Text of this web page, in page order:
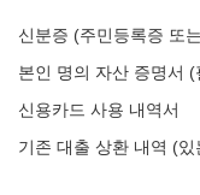
신분증 (주민등록증 또
본인 명의 자산 증명서 (
신용카드 사용 내역서
기존 대출 상환 내역 (있